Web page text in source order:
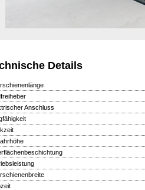
Details
Anschluss